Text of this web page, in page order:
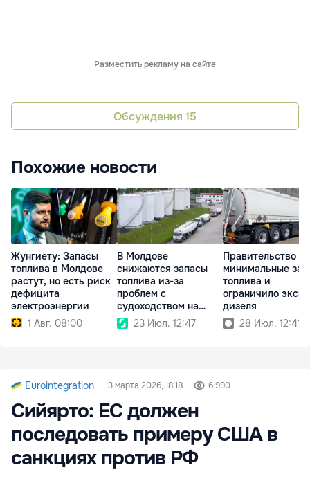
Разместить рекламу на сайте
Обсуждения 15
Похожие новости
Жунгиету: Запасы
топлива в Молдове
растут, но есть риск
дефицита
электроэнергии
1 Авг. 08:00
В Молдове
снижаются запасы
топлива из-за
проблем с
судоходством на
Дунае23 Июл. 12:47
Правительство
минимальные
топлива и
ограничило
дизеля
28 Июл. 12:41
Eurointegration 13 марта 2026, 18:18 6 990
Сийярто: ЕС должен
последовать примеру США в
санкциях против РФ